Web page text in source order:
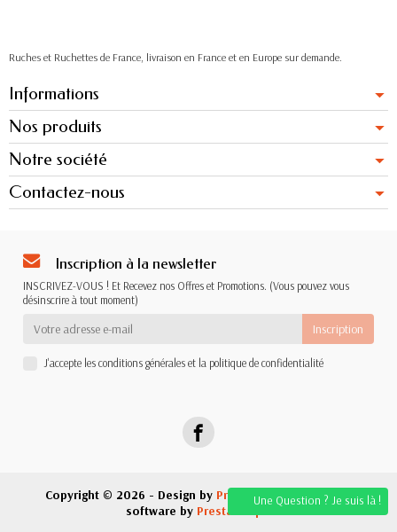
Une Question ? Je suis là !
Ruches et Ruchettes de France, livraison en France et en Europe sur demande.
Informations
Nos produits
Notre société
Contactez-nous
Inscription à la newsletter
INSCRIVEZ-VOUS ! Et Recevez nos Offres et Promotions. (Vous pouvez vous
désinscrire à tout moment)
J'accepte les conditions générales et la politique de confidentialité
Copyright © 2026 - Design by Prestacrea- Ecommerce
software by PrestaShop™